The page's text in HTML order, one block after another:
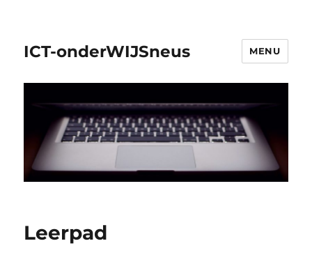
ICT-onderWIJSneus MENU
Leerpad